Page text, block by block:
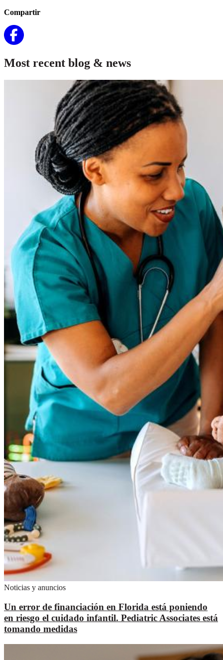
Compartir
Most recent blog & news
Noticias y anuncios
Un error de financiación en Florida está poniendo
en riesgo el cuidado infantil. Pediatric Associates está
tomando medidas